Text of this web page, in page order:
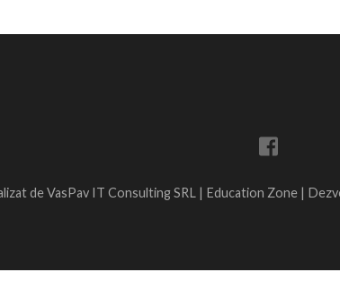
de VasPav IT Consulting SRL | Education Zone |